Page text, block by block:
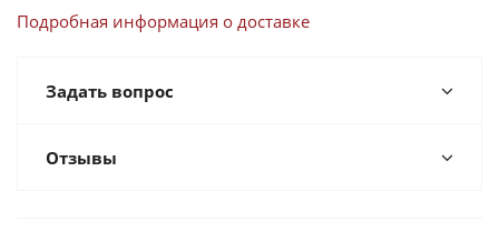
Подробная информация о доставке
Задать вопрос
Отзывы